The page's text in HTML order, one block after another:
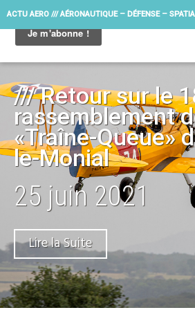
ACTU AERO /// AÉRONAUTIQUE – DÉFENSE –
/// Retour sur le
rassemblement
«Traîne-Queue»
le-Monial
25 juin 2021
Lire la Suite